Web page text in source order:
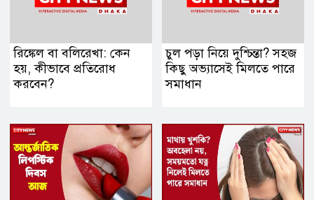
রিঙ্কেল বা বলিরেখা: কেন
হয়, কীভাবে প্রতিরোধ
করবেন?
চুল পড়া নিয়ে দুশ্চিন্তা? সহজ
কিছু অভ্যাসেই মিলতে পারে
সমাধান